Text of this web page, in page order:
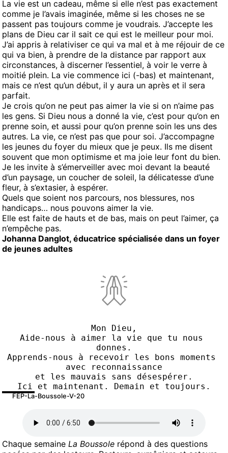
La vie est un cadeau, même si elle n’est pas exactement
comme je l’avais imaginée, même si les choses ne se
passent pas toujours comme je voudrais. J’accepte les
plans de Dieu car il sait ce qui est le meilleur pour moi.
J’ai appris à relativiser ce qui va mal et à me réjouir de ce
qui va bien, à prendre de la distance par rapport aux
circonstances, à discerner l’essentiel, à voir le verre à
moitié plein. La vie commence ici (-bas) et maintenant,
mais ce n’est qu’un début, il y aura un après et il sera
parfait.
Je crois qu’on ne peut pas aimer la vie si on n’aime pas
les gens. Si Dieu nous a donné la vie, c’est pour qu’on en
prenne soin, et aussi pour qu’on prenne soin les uns des
autres. La vie, ce n’est pas que pour soi. J’accompagne
les jeunes du foyer du mieux que je peux. Ils me disent
souvent que mon optimisme et ma joie leur font du bien.
Je les invite à s’émerveiller avec moi devant la beauté
d’un paysage, un coucher de soleil, la délicatesse d’une
fleur, à s’extasier, à espérer.
Quels que soient nos parcours, nos blessures, nos
handicaps… nous pouvons aimer la vie.
Elle est faite de hauts et de bas, mais on peut l’aimer, ça
n’empêche pas.
Johanna Danglot, éducatrice spécialisée dans un foyer
de jeunes adultes
Mon Dieu,
Aide-nous à aimer la vie que tu nous
donnes.
Apprends-nous à recevoir les bons moments
avec reconnaissance
et les mauvais sans désespérer.
Ici et maintenant. Demain et toujours.
FEP-La-Boussole-V-20
Chaque semaine La Boussole répond à des questions